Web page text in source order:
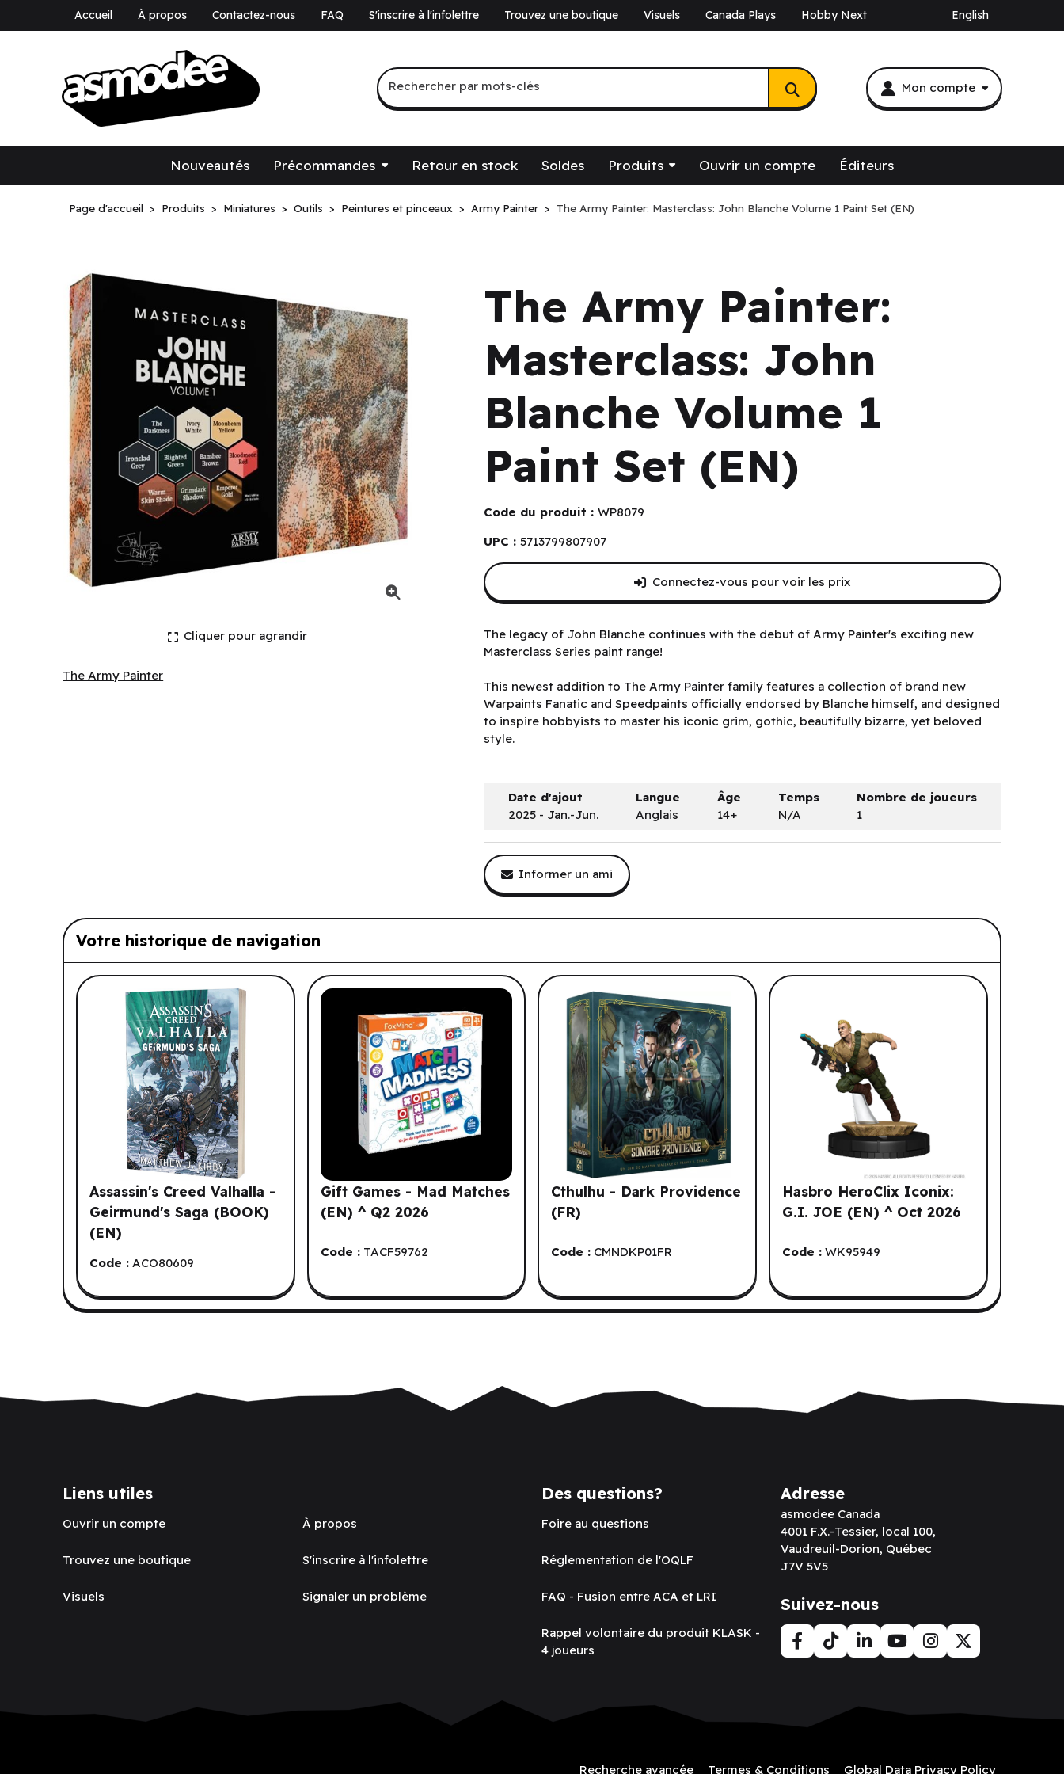
Accueil À propos Contactez-nous FAQ S'inscrire à l'infolettre Trouvez une boutique Visuels Canada Plays Hobby Next English
Mon compte
Recherche par mots-clés
Rechercher par mots-clés
Nouveautés Précommandes Retour en stock Soldes Produits Ouvrir un compte Éditeurs
Page d'accueil Produits Miniatures Outils Peintures et pinceaux Army Painter The Army Painter: Masterclass: John Blanche Volume 1 Paint Set (EN)
Cliquer pour agrandir
The Army Painter
The Army Painter:
Masterclass: John
Blanche Volume 1
Paint Set (EN)
Code du produit : WP8079
UPC : 5713799807907
The legacy of John Blanche continues with the debut of Army Painter's exciting new
Masterclass Series paint range!
This newest addition to The Army Painter family features a collection of brand new
Warpaints Fanatic and Speedpaints officially endorsed by Blanche himself, and designed
to inspire hobbyists to master his iconic grim, gothic, beautifully bizarre, yet beloved
style.
Connectez-vous pour voir les prix
Date d'ajout
2025 - Jan.-Jun.
Langue
Anglais
Âge
14+
Temps
N/A
Nombre de joueurs
1
Informer un ami
Votre historique de navigation
Liste de produits suggérés: Votre historique de navigation.
Assassin's Creed Valhalla -
Geirmund's Saga (BOOK)
(EN)
Code : ACO80609
Gift Games - Mad Matches
(EN) ^ Q2 2026
Code : TACF59762
Cthulhu - Dark Providence
(FR)
Code : CMNDKP01FR
Hasbro HeroClix Iconix:
G.I. JOE (EN) ^ Oct 2026
Code : WK95949
Liens utiles
Ouvrir un compte
Trouvez une boutique
Visuels
À propos
S'inscrire à l'infolettre
Signaler un problème
Des questions?
Foire au questions
Réglementation de l'OQLF
FAQ - Fusion entre ACA et LRI
Rappel volontaire du produit KLASK -
4 joueurs
Adresse
asmodee Canada
4001 F.X.-Tessier, local 100,
Vaudreuil-Dorion, Québec
J7V 5V5
Suivez-nous
Recherche avancée Termes & Conditions Global Data Privacy Policy